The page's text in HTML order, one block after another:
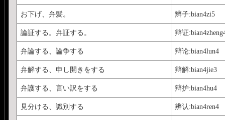
お下げ、弁髪。 辫子:bian4zi5
論証する。弁証する。 辩证
弁論する、論争する 辩论:bian4lun4
弁解する、申し開きをする 辩解:bian4jie3
弁護する、言い訳をする 辩护:bian4hu4
見分ける、識別する 辨认:bian4ren4